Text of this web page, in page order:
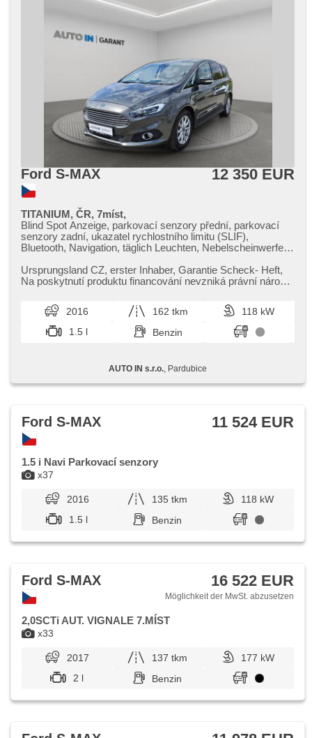
Ford S-MAX 12 350 EUR
TITANIUM, ČR, 7míst,
Blind Spot Anzeige, parkovací senzory přední, parkovací
senzory zadní, ukazatel rychlostního limitu (SLIF),
Bluetooth, Navigation, täglich Leuchten, Nebelscheinwerfer,
Elektronisches Stabilitätsprogramm (ESP),
Reifendrucksensor, Tempomat, Lenkrad einstellbar, El.
zatmavená zadní skla, Wegfahrsperre, isofix, Servolenkung,
Scheibenwischersensor, beheizte Frontscheibe,
Überwachung der Ermüdung des Fahrers
Ursprungsland CZ,​ erster Inhaber,​ Garantie Scheck​- Heft,​
Na poskytnutí produktu financování nevzniká právní nárok,​
2016 162 tkm
118 kW
1.5 l
Benzin
AUTO IN s.r.o. , Pardubice
x37
Ford S-MAX 11 524 EUR
1.5 i Navi Parkovací senzory
2016 135 tkm
118 kW
1.5 l
Benzin
x33
Ford S-MAX 16 522 EUR
Möglichkeit der MwSt. abzusetzen
2,0SCTi AUT. VIGNALE 7.MÍST
2017 137 tkm
177 kW
2 l
Benzin